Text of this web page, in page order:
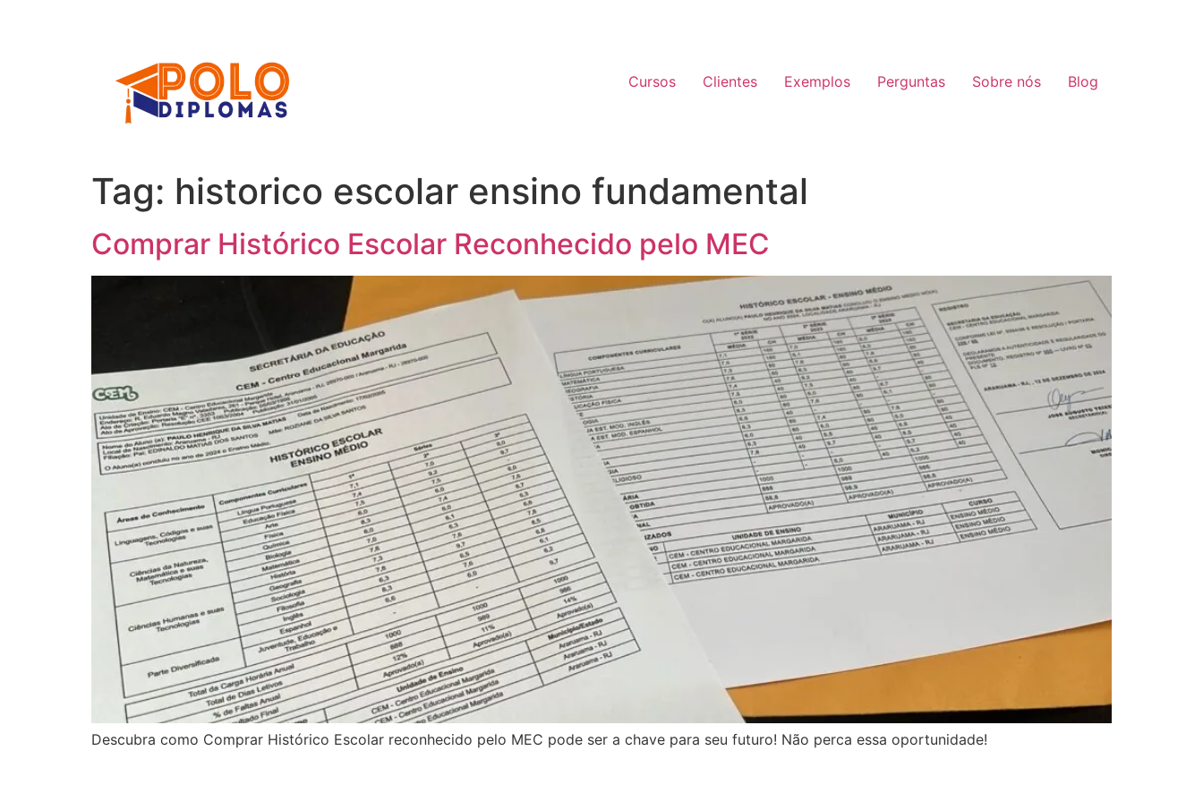
Cursos Clientes Exemplos Perguntas Sobre nós Blog
Tag: historico escolar ensino fundamental
Comprar Histórico Escolar Reconhecido pelo MEC
Descubra como Comprar Histórico Escolar reconhecido pelo MEC pode ser a chave para seu futuro! Não perca essa oportunidade!